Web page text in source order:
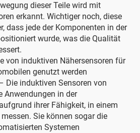
dieser Teile wird mit
erkannt. Wichtiger noch, diese
dass jede der Komponenten in der
wurde, was die Qualität
von induktiven Nähersensoren für
genutzt werden
Die induktiven Sensoren von
Anwendungen in der
ihrer Fähigkeit, in einem
Sie können sogar die
Systemen